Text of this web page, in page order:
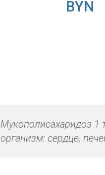
BYN
Мукополисахаридоз 1
организм: сердце,